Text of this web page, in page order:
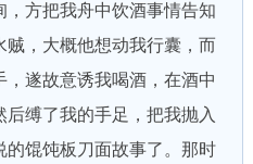
方把我舟中饮酒事情告知
，大概他想动我行囊，而
遂故意诱我喝酒，在酒中
缚了我的手足，把我抛入
的馄饨板刀面故事了。那时